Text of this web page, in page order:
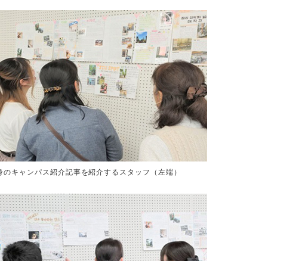
のキャンパス紹介記事を紹介するスタッフ（左端）